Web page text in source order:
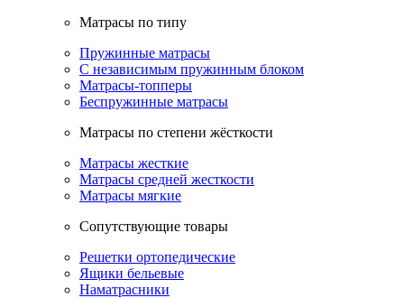
Матрасы по типу
Пружинные матрасы
С независимым пружинным блоком
Матрасы-топперы
Беспружинные матрасы
Матрасы по степени жёсткости
Матрасы жесткие
Матрасы средней жесткости
Матрасы мягкие
Сопутствующие товары
Решетки ортопедические
Ящики бельевые
Наматрасники